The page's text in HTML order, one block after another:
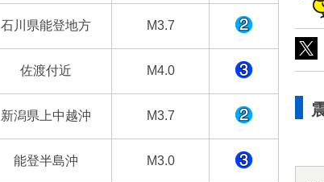
石川県能登地方 M3.7
佐渡付近 M4.0
新潟県上中越沖 M3.7
能登半島沖 M3.0